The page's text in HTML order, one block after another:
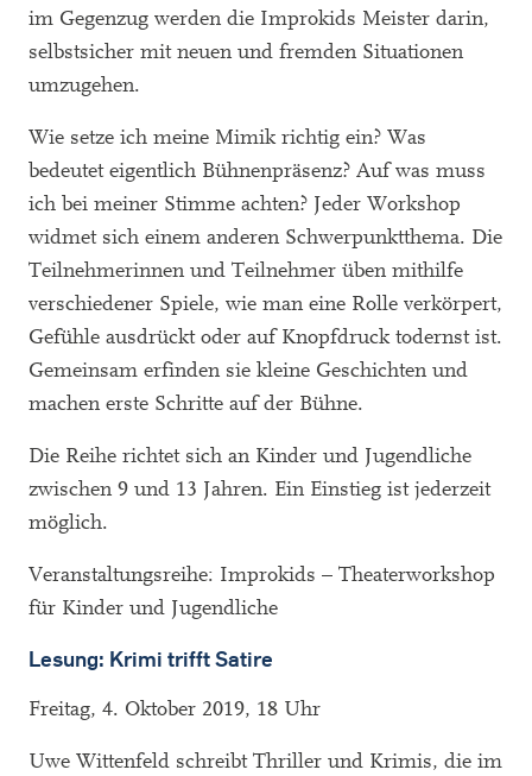
im Gegenzug werden die Improkids Meister darin,
selbstsicher mit neuen und fremden Situationen
umzugehen.
Wie setze ich meine Mimik richtig ein? Was
bedeutet eigentlich Bühnenpräsenz? Auf was muss
ich bei meiner Stimme achten? Jeder Workshop
widmet sich einem anderen Schwerpunktthema. Die
Teilnehmerinnen und Teilnehmer üben mithilfe
verschiedener Spiele, wie man eine Rolle verkörpert,
Gefühle ausdrückt oder auf Knopfdruck todernst ist.
Gemeinsam erfinden sie kleine Geschichten und
machen erste Schritte auf der Bühne.
Die Reihe richtet sich an Kinder und Jugendliche
zwischen 9 und 13 Jahren. Ein Einstieg ist jederzeit
möglich.
Veranstaltungsreihe: Improkids – Theaterworkshop
für Kinder und Jugendliche
Lesung: Krimi trifft Satire
Freitag, 4. Oktober 2019, 18 Uhr
Uwe Wittenfeld schreibt Thriller und Krimis, die im